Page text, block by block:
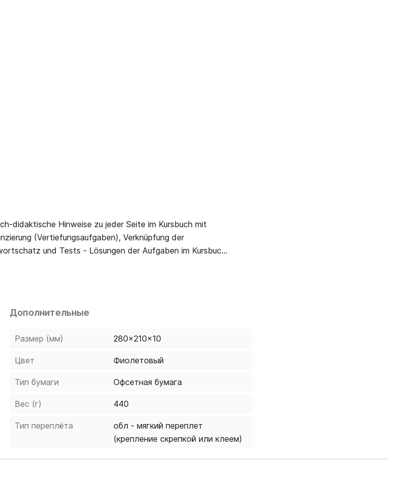
(Vertiefungsaufgaben), Verknüpfung der
der Aufgaben im Kursbuch
Дополнительные
Размер (мм) 280x210x10
Цвет Фиолетовый
Тип бумаги Офсетная бумага
Вес (г) 440
Тип переплёта
обл - мягкий переплет
(крепление скрепкой или клеем)